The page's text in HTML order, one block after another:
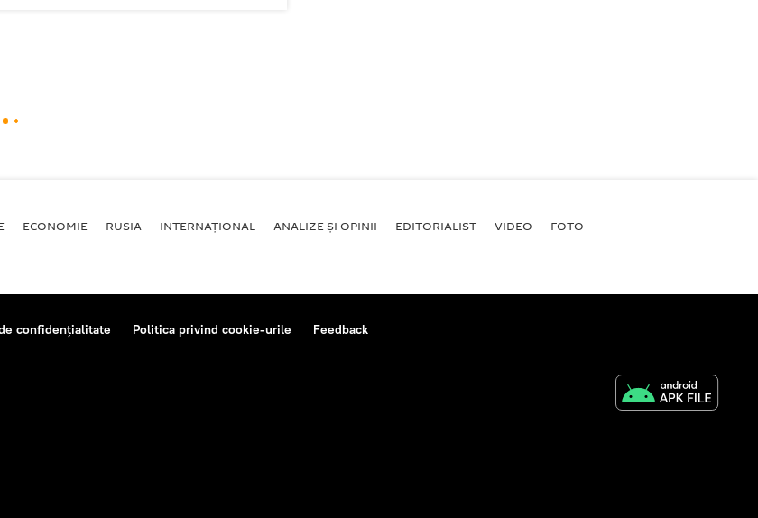
ECONOMIE RUSIA INTERNAŢIONAL ANALIZE ȘI OPINII EDITORIALIST VIDEO FOTO
confidențialitate Politica privind cookie-urile Feedback